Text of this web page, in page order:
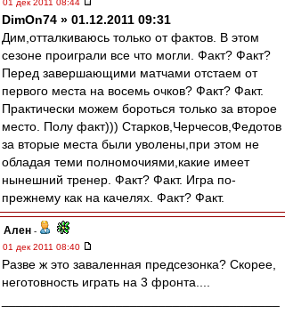
01 дек 2011 08:44
DimOn74 » 01.12.2011 09:31
Дим,отталкиваюсь только от фактов. В этом
сезоне проиграли все что могли. Факт? Факт?
Перед завершающими матчами отстаем от
первого места на восемь очков? Факт? Факт.
Практически можем бороться только за второе
место. Полу факт))) Старков,Черчесов,Федотов
за вторые места были уволены,при этом не
обладая теми полномочиями,какие имеет
нынешний тренер. Факт? Факт. Игра по-
прежнему как на качелях. Факт? Факт.
Ален -
01 дек 2011 08:40
Разве ж это заваленная предсезонка? Скорее,
неготовность играть на 3 фронта....